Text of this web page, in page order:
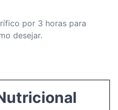
por 3 horas para
desejar.